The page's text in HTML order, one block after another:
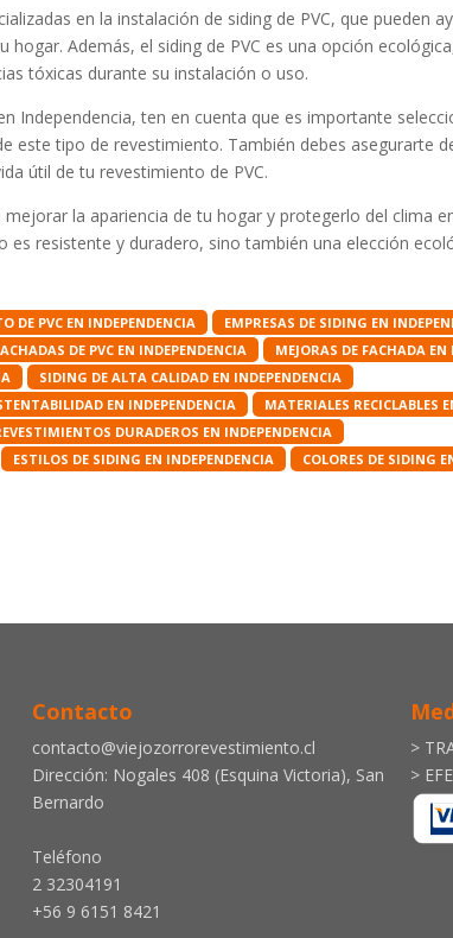
en la instalación de siding de PVC, que pueden
Además, el siding de PVC es una opción
tóxicas durante su instalación o uso.
Independencia, ten en cuenta que es importante
este tipo de revestimiento. También debes asegurarte
útil de tu revestimiento de PVC.
la apariencia de tu hogar y protegerlo del clima
es resistente y duradero, sino también una elección
DE PVC EN INDEPENDENCIA
EMPRESAS DE SIDING EN
DE PVC EN INDEPENDENCIA
MEJORAS DE FACHADA
SIDING DE ALTA CALIDAD EN INDEPENDENCIA
EN INDEPENDENCIA
MATERIALES RECICLABLES
DURADEROS EN INDEPENDENCIA
ESTILOS DE SIDING EN INDEPENDENCIA COLORES DE SIDING
Contacto
contacto@viejozorrorevestimiento.cl
Dirección: Nogales 408 (Esquina Victoria), San
Bernardo
Teléfono
2 32304191
+56 9 6151 8421
>
>